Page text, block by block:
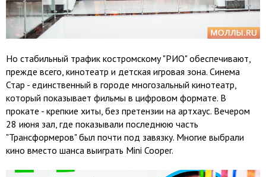
Но стабильный трафик костромскому "РИО" обеспечивают,
прежде всего, кинотеатр и детская игровая зона. Синема
Стар - единственный в городе многозальный кинотеатр,
который показывает фильмы в цифровом формате. В
прокате - крепкие хиты, без претензии на артхаус. Вечером
28 июня зал, где показывали последнюю часть
"Трансформеров" был почти под завязку. Многие выбрали
кино вместо шанса выиграть Mini Cooper.